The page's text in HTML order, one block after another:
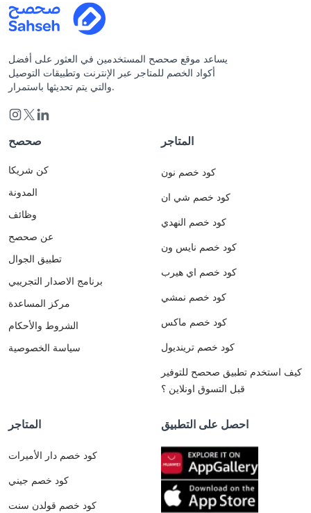
يساعد موقع صحصح المستخدمين في العثور على أفضل
أكواد الخصم للمتاجر عبر الإنترنت وتطبيقات التوصيل
والتي يتم تحديثها باستمرار.
صحصح
كن شريكا
المدونة
وظائف
عن صحصح
تطبيق الجوال
برنامج الاصدار التجريبي
مركز المساعدة
الشروط والأحكام
سياسة الخصوصية
المتاجر
كود خصم نون
كود خصم شي ان
كود خصم النهدي
كود خصم نايس ون
كود خصم اي هيرب
كود خصم نمشي
كود خصم ماكس
كود خصم ترينديول
كيف استخدم تطبيق صحصح للتوفير
قبل التسوق اونلاين ؟
المتاجر
كود خصم دار الأميرات
كود خصم جيني
كود خصم قولدن سنت
احصل على التطبيق